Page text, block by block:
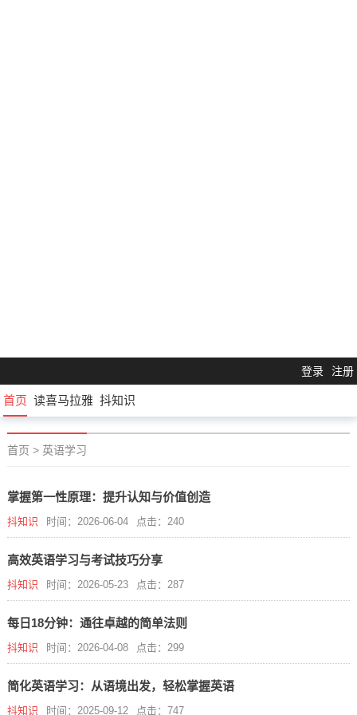
登录 注册
首页 读喜马拉雅 抖知识
首页 > 英语学习
掌握第一性原理：提升认知与价值创造
抖知识 时间：2026-06-04 点击：240
高效英语学习与考试技巧分享
抖知识 时间：2026-05-23 点击：287
每日18分钟：通往卓越的简单法则
抖知识 时间：2026-04-08 点击：299
简化英语学习：从语境出发，轻松掌握英语
抖知识 时间：2025-09-12 点击：747